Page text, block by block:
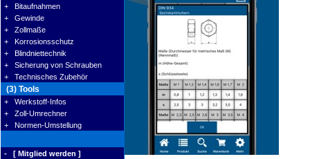
+ Bitaufnahmen
+ Gewinde
+ Zollmaße
+ Korrosionsschutz
+ Blindniettechnik
+ Sicherung von Schrauben
+ Technisches Zubehör
(3) Tools
+ Werkstoff-Infos
+ Zoll-Umrechner
+ Normen-Umstellung
- [ Mitglied werden ]